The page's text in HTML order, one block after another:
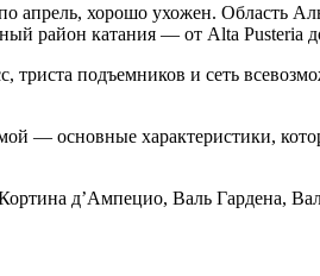
апрель, хорошо ухожен. Область
район катания — от Alta Pusteria
триста подъемников и сеть
— основные характеристики,
д’Ампецио, Валь Гардена,